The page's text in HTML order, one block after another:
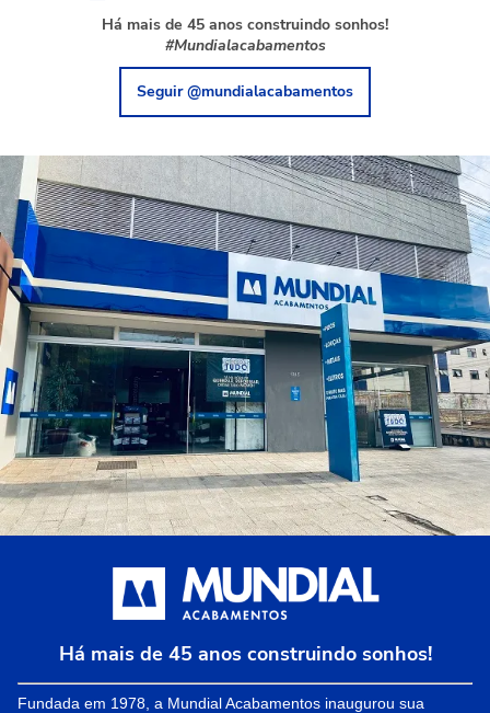
Há mais de 45 anos construindo sonhos!
#Mundialacabamentos
Seguir @mundialacabamentos
Há mais de 45 anos construindo sonhos!
Fundada em 1978, a Mundial Acabamentos inaugurou sua